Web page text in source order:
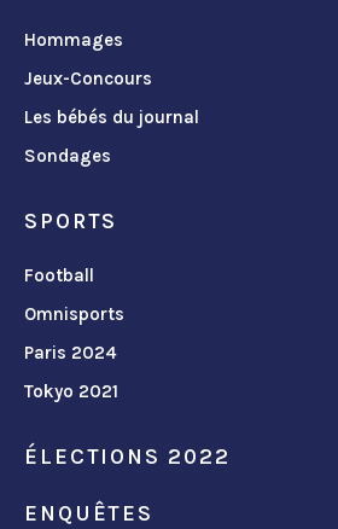
Hommages
Jeux-Concours
Les bébés du journal
Sondages
SPORTS
Football
Omnisports
Paris 2024
Tokyo 2021
ÉLECTIONS 2022
ENQUÊTES